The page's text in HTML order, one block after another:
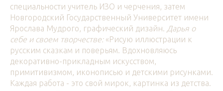
специальности учитель ИЗО и черчения, затем
Новгородский Государственный Университет имени
Ярослава Мудрого, графический дизайн. Дарья о
себе и своем творчестве: «Рисую иллюстрации к
русским сказкам и поверьям. Вдохновляюсь
декоративно-прикладным искусством,
примитивизмом, иконописью и детскими рисунками.
Каждая работа - это свой мирок, картинка из детства.